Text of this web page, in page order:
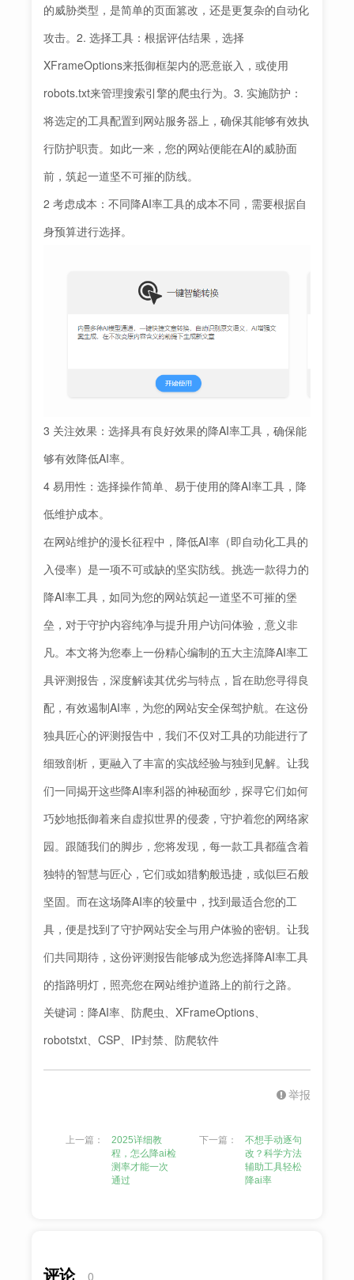
的威胁类型，是简单的页面篡改，还是更复杂的自动化
攻击。2. 选择工具：根据评估结果，选择
XFrameOptions来抵御框架内的恶意嵌入，或使用
robots.txt来管理搜索引擎的爬虫行为。3. 实施防护：
将选定的工具配置到网站服务器上，确保其能够有效执
行防护职责。如此一来，您的网站便能在AI的威胁面
前，筑起一道坚不可摧的防线。
2 考虑成本：不同降AI率工具的成本不同，需要根据自
身预算进行选择。
3 关注效果：选择具有良好效果的降AI率工具，确保能
够有效降低AI率。
4 易用性：选择操作简单、易于使用的降AI率工具，降
低维护成本。
在网站维护的漫长征程中，降低AI率（即自动化工具的
入侵率）是一项不可或缺的坚实防线。挑选一款得力的
降AI率工具，如同为您的网站筑起一道坚不可摧的堡
垒，对于守护内容纯净与提升用户访问体验，意义非
凡。本文将为您奉上一份精心编制的五大主流降AI率工
具评测报告，深度解读其优劣与特点，旨在助您寻得良
配，有效遏制AI率，为您的网站安全保驾护航。在这份
独具匠心的评测报告中，我们不仅对工具的功能进行了
细致剖析，更融入了丰富的实战经验与独到见解。让我
们一同揭开这些降AI率利器的神秘面纱，探寻它们如何
巧妙地抵御着来自虚拟世界的侵袭，守护着您的网络家
园。跟随我们的脚步，您将发现，每一款工具都蕴含着
独特的智慧与匠心，它们或如猎豹般迅捷，或似巨石般
坚固。而在这场降AI率的较量中，找到最适合您的工
具，便是找到了守护网站安全与用户体验的密钥。让我
们共同期待，这份评测报告能够成为您选择降AI率工具
的指路明灯，照亮您在网站维护道路上的前行之路。
关键词：降AI率、防爬虫、XFrameOptions、
robotstxt、CSP、IP封禁、防爬软件
举报
上一篇：
2025详细教
程，怎么降ai检
测率才能一次
通过
下一篇：
不想手动逐句
改？科学方法
辅助工具轻松
降ai率
评论 0